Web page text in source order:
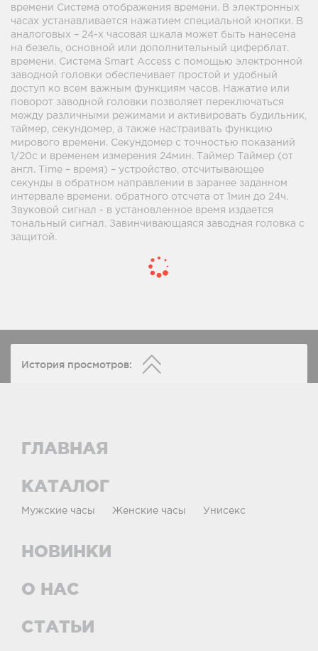
времени Система отображения времени. В электронных
часах устанавливается нажатием специальной кнопки. В
аналоговых – 24-х часовая шкала может быть нанесена
на безель, основной или дополнительный циферблат.
времени. Система Smart Access с помощью электронной
заводной головки обеспечивает простой и удобный
доступ ко всем важным функциям часов. Нажатие или
поворот заводной головки позволяет переключаться
между различными режимами и активировать будильник,
таймер, секундомер, а также настраивать функцию
мирового времени. Секундомер с точностью показаний
1/20с и временем измерения 24мин. Таймер Таймер (от
англ. Time – время) – устройство, отсчитывающее
секунды в обратном направлении в заранее заданном
интервале времени. обратного отсчета от 1мин до 24ч.
Звуковой сигнал - в установленное время издается
тональный сигнал. Завинчивающаяся заводная головка с
защитой.
История просмотров:
ГЛАВНАЯ
КАТАЛОГ
Мужские часы Женские часы Унисекс
НОВИНКИ
О НАС
СТАТЬИ